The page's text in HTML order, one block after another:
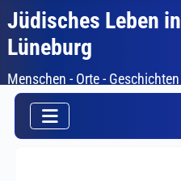
Jüdisches Leben in
Lüneburg
Menschen - Orte - Geschichten